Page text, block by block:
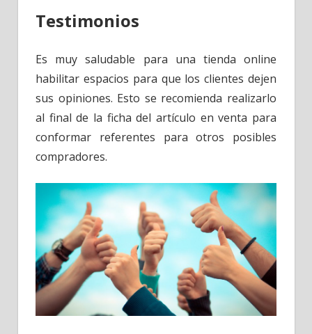
Testimonios
Es muy saludable para una tienda online
habilitar espacios para que los clientes dejen
sus opiniones. Esto se recomienda realizarlo
al final de la ficha del artículo en venta para
conformar referentes para otros posibles
compradores.